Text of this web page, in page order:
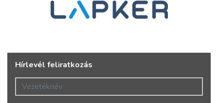
Hírlevél feliratkozás
Vezetéknév